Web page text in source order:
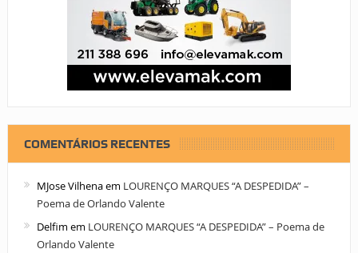
COMENTÁRIOS RECENTES
MJose Vilhenaem LOURENÇO MARQUES “A DESPEDIDA” –
Poema de Orlando Valente
Delfim em LOURENÇO MARQUES “A DESPEDIDA” – Poema de
Orlando Valente